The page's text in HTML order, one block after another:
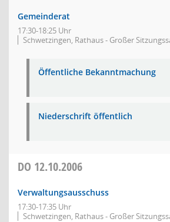
Gemeinderat
17:30-18:25 Uhr
Schwetzingen, Rathaus - Großer
Öffentliche Bekanntmachung
Niederschrift öffentlich
DO 12.10.2006
Verwaltungsausschuss
17:30-17:35 Uhr
Schwetzingen, Rathaus - Großer